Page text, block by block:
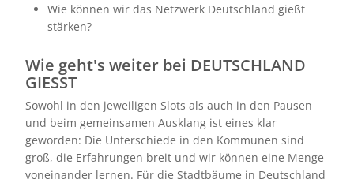
Wie können wir das Netzwerk Deutschland gießt
stärken?
Wie geht's weiter bei DEUTSCHLAND
GIESST
Sowohl in den jeweiligen Slots als auch in den Pausen
und beim gemeinsamen Ausklang ist eines klar
geworden: Die Unterschiede in den Kommunen sind
groß, die Erfahrungen breit und wir können eine Menge
voneinander lernen. Für die Stadtbäume in Deutschland